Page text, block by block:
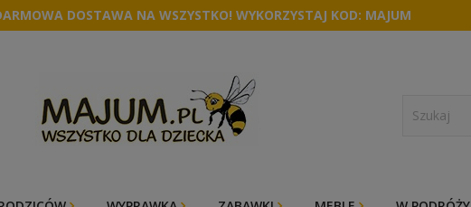
DOSTAWA NA WSZYSTKO! WYKORZYSTAJ KOD: MAJUM